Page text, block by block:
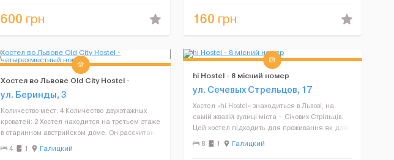
600 грн 160 грн
Хостел во Львове Оld City Hostel -
четырехместный номер
ул. Беринды, 3
Количество мест: 4 Количество двухэтажных
кроватей: 2 Хостел находится на третьем этаже
в старинном австрийском доме. Он рассчитан
на 54 места с возможностью поселения в
разных номерах. Наши балконы выходят на
4 1 Галицкий
hi Hostel - 8 місний номер
ул. Сечевых Стрельцов, 17
Хостел «hi Hostel» знаходиться в Львові, на
самій жвавій вулиці міста – Січових Стрільців.
Цей хостел підходить для проживання як для
молодих людей так і для активних ділових
гостей міста,бажаючих заощадити час т...
8 1 Галицкий